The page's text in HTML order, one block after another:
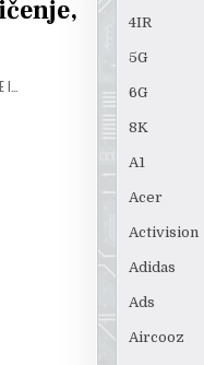
4IR
5G
6G
8K
A1
Acer
Activision
Adidas
Ads
Aircooz